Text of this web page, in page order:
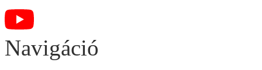
Navigáció